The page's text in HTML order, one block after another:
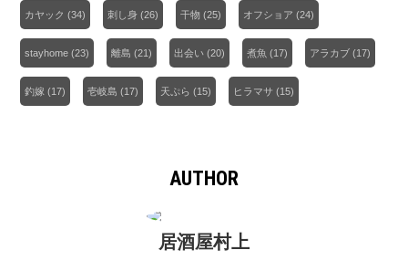
カヤック (34) 刺し身 (26) 干物 (25) オフショア (24)
stayhome (23) 離島 (21) 出会い (20) 煮魚 (17) アラカブ (17)
釣嫁 (17) 壱岐島 (17) 天ぷら (15) ヒラマサ (15)
AUTHOR
居酒屋村上